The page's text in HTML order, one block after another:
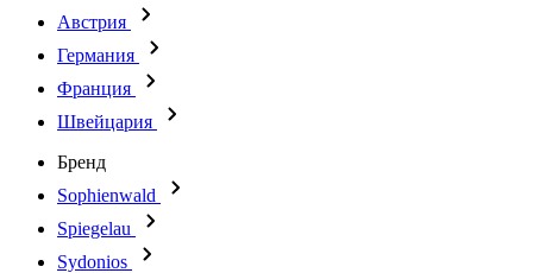
Австрия
Германия
Франция
Швейцария
Бренд
Sophienwald
Spiegelau
Sydonios